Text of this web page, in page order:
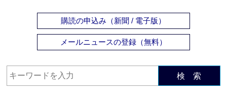
購読の申込み（新聞 / 電子版）
メールニュースの登録（無料）
検 索